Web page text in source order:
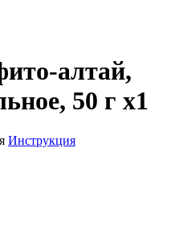
алтай,
50 г x1
Инструкция